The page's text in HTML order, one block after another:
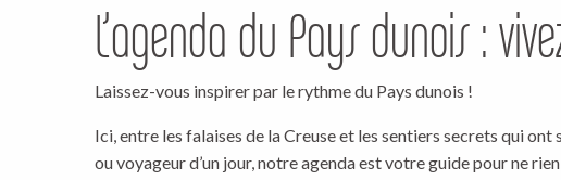
L’agenda du Pays dunois :
Laissez-vous inspirer par le rythme du Pays dunois !
Ici, entre les falaises de la Creuse et les sentiers secrets qui
ou voyageur d’un jour, notre agenda est votre guide pour ne